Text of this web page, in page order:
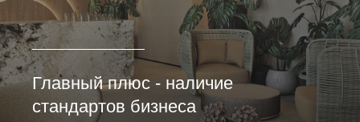
Главный плюс - наличие
стандартов бизнеса